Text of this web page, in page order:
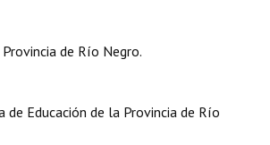
de Río Negro.
de Educación de la Provincia de Río